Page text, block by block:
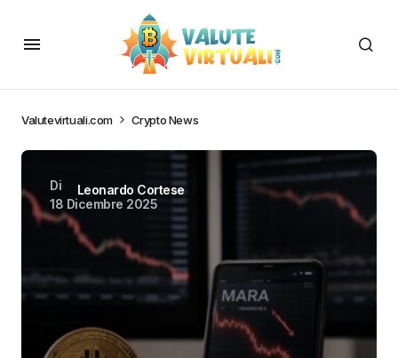
Valutevirtuali.com Crypto News
Di
Leonardo Cortese
18 Dicembre 2025